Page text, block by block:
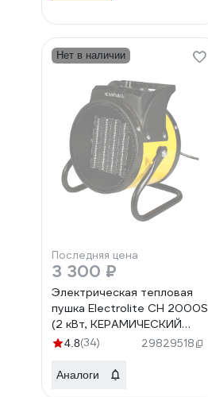
Нет в наличии
Последняя цена
3 300 ₽
Электрическая тепловая
пушка Electrolite CH 2000S
(2 кВт, КЕРАМИЧЕСКИЙ
НАГРЕВАТЕЛЬ, 3 режима)
4.8(34) 29829518
Аналоги